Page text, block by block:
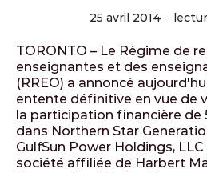
25 avril 2014 ·
TORONTO – Le Régime de
enseignantes et des
(RREO) a annoncé
entente définitive en vue de
la participation financière de
dans Northern Star
GulfSun Power Holdings, LLC
société affiliée de Harbert